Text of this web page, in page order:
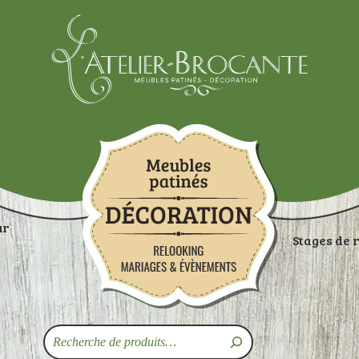
Stages de
RANGEMENTS TABLES ASSISES
Recherche